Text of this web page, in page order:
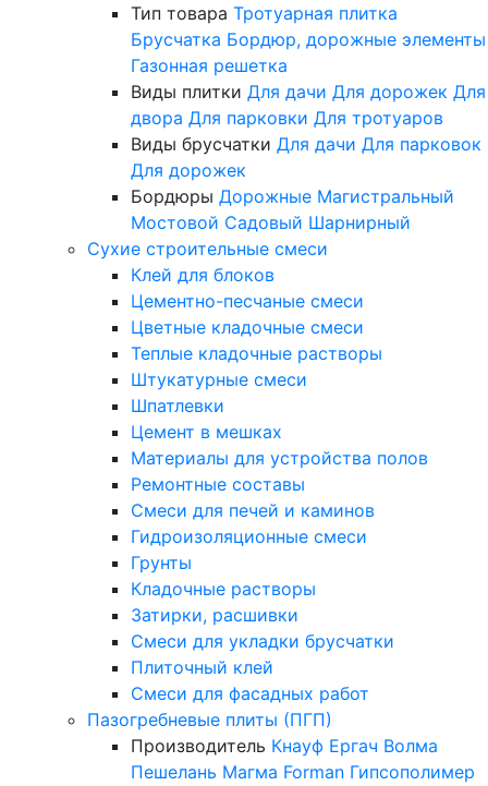
Тип товара Тротуарная плитка
Брусчатка Бордюр, дорожные элементы
Газонная решетка
Виды плитки Для дачи Для дорожек Для
двора Для парковки Для тротуаров
Виды брусчатки Для дачи Для парковок
Для дорожек
Бордюры Дорожные Магистральный
Мостовой Садовый Шарнирный
Сухие строительные смеси
Клей для блоков
Цементно-песчаные смеси
Цветные кладочные смеси
Теплые кладочные растворы
Штукатурные смеси
Шпатлевки
Цемент в мешках
Материалы для устройства полов
Ремонтные составы
Смеси для печей и каминов
Гидроизоляционные смеси
Грунты
Кладочные растворы
Затирки, расшивки
Смеси для укладки брусчатки
Плиточный клей
Смеси для фасадных работ
Пазогребневые плиты (ПГП)
Производитель Кнауф Ергач Волма
Пешелань Магма Forman Гипсополимер